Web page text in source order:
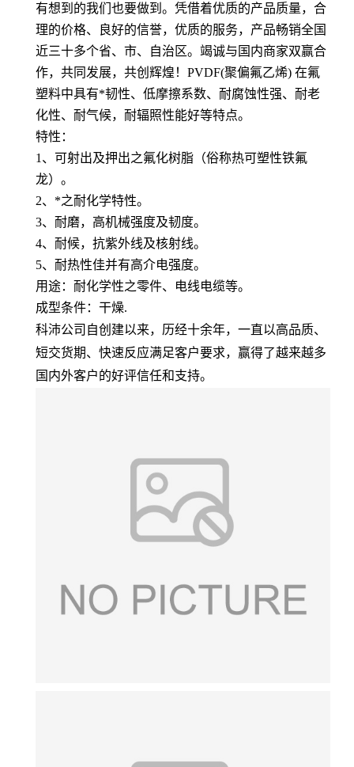
有想到的我们也要做到。凭借着优质的产品质量，合
理的价格、良好的信誉，优质的服务，产品畅销全国
近三十多个省、市、自治区。竭诚与国内商家双赢合
作，共同发展，共创辉煌！PVDF(聚偏氟乙烯) 在氟
塑料中具有*韧性、低摩擦系数、耐腐蚀性强、耐老
化性、耐气候，耐辐照性能好等特点。
特性：
1、可射出及押出之氟化树脂（俗称热可塑性铁氟
龙）。
2、*之耐化学特性。
3、耐磨，高机械强度及韧度。
4、耐候，抗紫外线及核射线。
5、耐热性佳并有高介电强度。
用途：耐化学性之零件、电线电缆等。
成型条件：干燥.
科沛公司自创建以来，历经十余年，一直以高品质、
短交货期、快速反应满足客户要求，赢得了越来越多
国内外客户的好评信任和支持。